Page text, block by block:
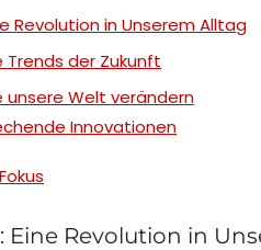
Revolution in Unserem Alltag
Trends der Zukunft
unsere Welt verändern
Innovationen
Eine Revolution in